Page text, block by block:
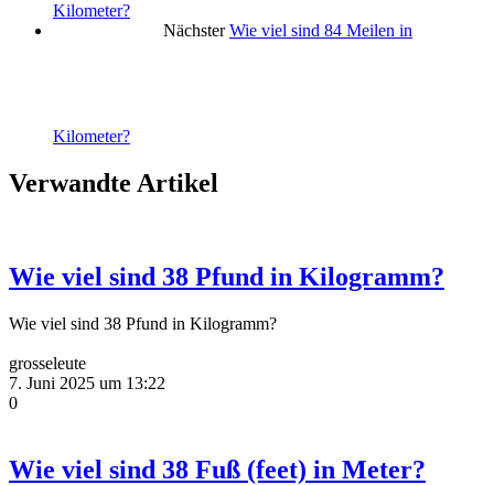
Kilometer?
Nächster Wie viel sind 84 Meilen in
Kilometer?
Verwandte Artikel
Wie viel sind 38 Pfund in Kilogramm?
Wie viel sind 38 Pfund in Kilogramm?
grosseleute
7. Juni 2025 um 13:22
0
Wie viel sind 38 Fuß (feet) in Meter?